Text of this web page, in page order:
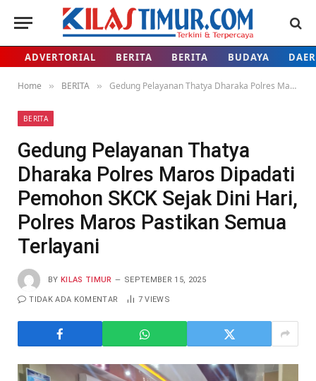
ADVERTORIAL BERITA BERITA BUDAYA
Home » BERITA » Gedung Pelayanan Thatya Dharaka Polres Maros Dipadati Pemohon SKCK Sejak Dini Hari, Polres Maros Pastikan Semua Terlayani
BERITA
Gedung Pelayanan Thatya
Dharaka Polres Maros Dipadati
Pemohon SKCK Sejak Dini Hari,
Polres Maros Pastikan Semua
Terlayani
BY KILAS TIMUR SEPTEMBER 15, 2025
TIDAK ADA KOMENTAR 7VIEWS